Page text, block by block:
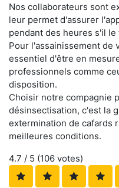
Nos collaborateurs sont
leur permet d'assurer
pendant des heures s'il
Pour l'assainissement de
essentiel d'être en
professionnels comme
disposition.
Choisir notre compagnie
désinsectisation, c'est la
extermination de cafards
meilleures conditions.
4.7 / 5 (106 votes)